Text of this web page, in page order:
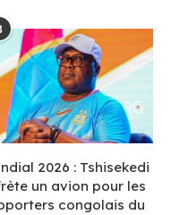
2026 : Tshisekedi
un avion pour les
congolais du